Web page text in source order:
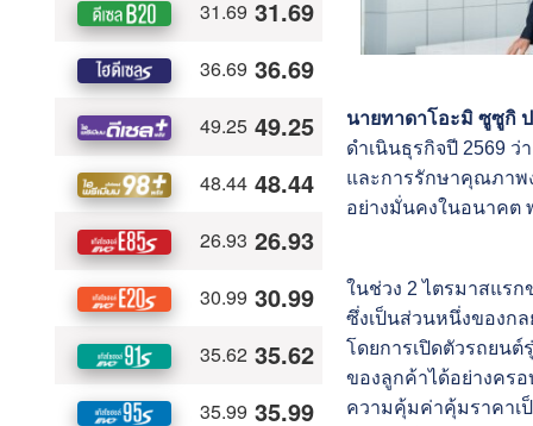
นายทาดาโอะมิ ซูซูกิ
ดำเนินธุรกิจปี 2569
และการรักษาคุณภาพ
อย่างมั่นคงในอนาคต
ในช่วง 2 ไตรมาสแรก
ซึ่งเป็นส่วนหนึ่งของกล
โดยการเปิดตัวรถยน
ของลูกค้าได้อย่างคร
ความคุ้มค่าคุ้มราคาเ